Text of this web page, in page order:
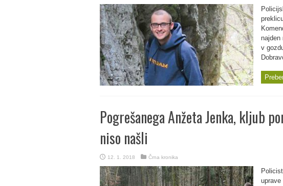
v
Pogrešanega Anžeta Jenka, kljub
niso našli
12. 1. 2018 Črna kronika